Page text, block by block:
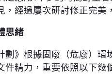
，經過屢次研討修正完美
思緒
劃》根據固廢（危廢）
件精力，重要依照以下幾